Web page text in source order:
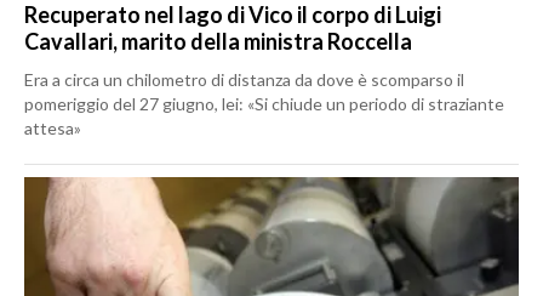
Recuperato nel lago di Vico il corpo di Luigi
Cavallari, marito della ministra Roccella
Era a circa un chilometro di distanza da dove è scomparso il
pomeriggio del 27 giugno, lei: «Si chiude un periodo di straziante
attesa»